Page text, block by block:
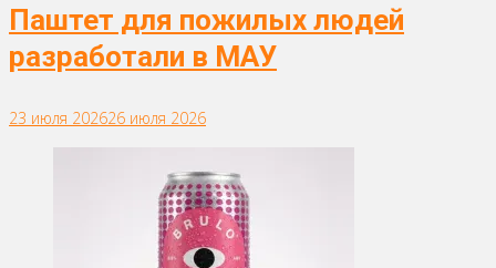
Паштет для пожилых людей
разработали в МАУ
23 июля 202626 июля 2026